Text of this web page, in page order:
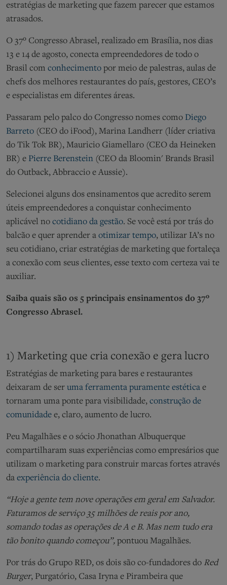
estratégias de marketing que fazem parecer que estamos
atrasados.
O 37º Congresso Abrasel, realizado em Brasília, nos dias
13 e 14 de agosto, conecta empreendedores de todo o
Brasil com conhecimento por meio de palestras, aulas de
chefs dos melhores restaurantes do país, gestores, CEO’s
e especialistas em diferentes áreas.
Passaram pelo palco do Congresso nomes como Diego
Barreto (CEO do iFood), Marina Landherr (líder criativa
do Tik Tok BR), Mauricio Giamellaro (CEO da Heineken
BR) e Pierre Berenstein (CEO da Bloomin' Brands Brasil
do Outback, Abbraccio e Aussie).
Selecionei alguns dos ensinamentos que acredito serem
úteis empreendedores a conquistar conhecimento
aplicável no cotidiano da gestão. Se você está por trás do
balcão e quer aprender a otimizar tempo, utilizar IA’s no
seu cotidiano, criar estratégias de marketing que fortaleça
a conexão com seus clientes, esse texto com certeza vai te
auxiliar.
Saiba quais são os 5 principais ensinamentos do 37º
Congresso Abrasel.
1) Marketing que cria conexão e gera lucro
Estratégias de marketing para bares e restaurantes
deixaram de ser uma ferramenta puramente estética e
tornaram uma ponte para visibilidade, construção de
comunidade e, claro, aumento de lucro.
Peu Magalhães e o sócio Jhonathan Albuquerque
compartilharam suas experiências como empresários que
utilizam o marketing para construir marcas fortes através
da experiência do cliente.
“Hoje a gente tem nove operações em geral em Salvador.
Faturamos de serviço 35 milhões de reais por ano,
somando todas as operações de A e B. Mas nem tudo era
tão bonito quando começou”, pontuou Magalhães.
Por trás do Grupo RED, os dois são co-fundadores do Red
Burger, Purgatório, Casa Iryna e Pirambeira que